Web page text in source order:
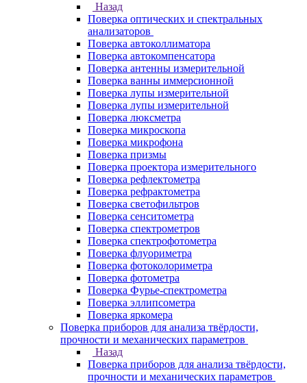
Назад
Поверка оптических и спектральных
анализаторов
Поверка автоколлиматора
Поверка автокомпенсатора
Поверка антенны измерительной
Поверка ванны иммерсионной
Поверка лупы измерительной
Поверка лупы измерительной
Поверка люксметра
Поверка микроскопа
Поверка микрофона
Поверка призмы
Поверка проектора измерительного
Поверка рефлектометра
Поверка рефрактометра
Поверка светофильтров
Поверка сенситометра
Поверка спектрометров
Поверка спектрофотометра
Поверка флуориметра
Поверка фотоколориметра
Поверка фотометра
Поверка Фурье-спектрометра
Поверка эллипсометра
Поверка яркомера
Поверка приборов для анализа твёрдости,
прочности и механических параметров
Назад
Поверка приборов для анализа твёрдости,
прочности и механических параметров